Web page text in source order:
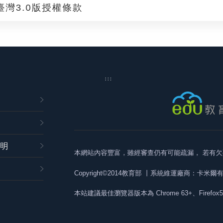
灣3.0版授權條款
:::
本網站內容豐富，雖經審查仍有可能疏漏， 若有
Copyright©2014教育部 丨系統維運廠商：卡米爾
本站建議最佳瀏覽器版本為 Chrome 63+、